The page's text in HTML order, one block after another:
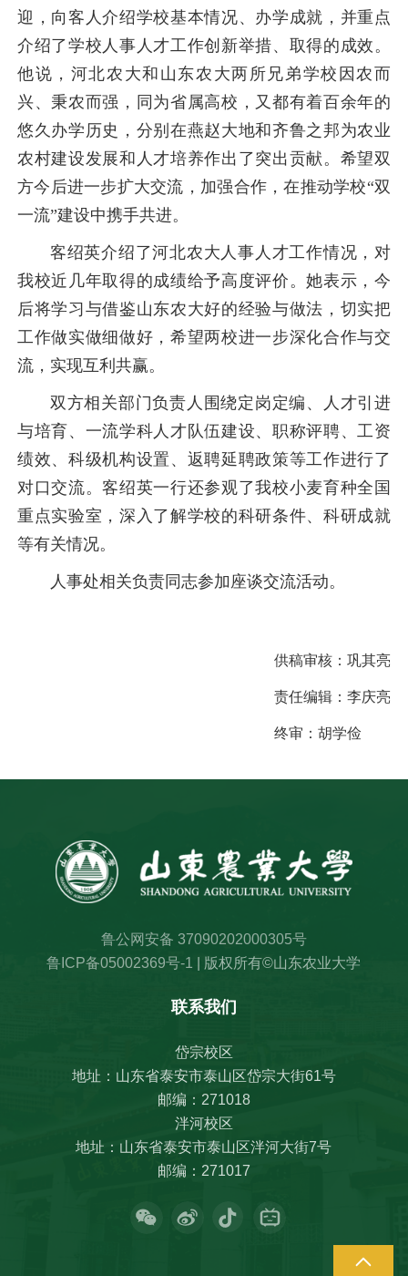
迎，向客人介绍学校基本情况、办学成就，并重点
介绍了学校人事人才工作创新举措、取得的成效。
他说，河北农大和山东农大两所兄弟学校因农而
兴、秉农而强，同为省属高校，又都有着百余年的
悠久办学历史，分别在燕赵大地和齐鲁之邦为农业
农村建设发展和人才培养作出了突出贡献。希望双
方今后进一步扩大交流，加强合作，在推动学校“双
一流”建设中携手共进。
客绍英介绍了河北农大人事人才工作情况，对
我校近几年取得的成绩给予高度评价。她表示，今
后将学习与借鉴山东农大好的经验与做法，切实把
工作做实做细做好，希望两校进一步深化合作与交
流，实现互利共赢。
双方相关部门负责人围绕定岗定编、人才引进
与培育、一流学科人才队伍建设、职称评聘、工资
绩效、科级机构设置、返聘延聘政策等工作进行了
对口交流。客绍英一行还参观了我校小麦育种全国
重点实验室，深入了解学校的科研条件、科研成就
等有关情况。
人事处相关负责同志参加座谈交流活动。
供稿审核：巩其亮
责任编辑：李庆亮
终审：胡学俭
鲁公网安备 37090202000305号
鲁ICP备05002369号-1 | 版权所有©山东农业大学
联系我们
岱宗校区
地址：山东省泰安市泰山区岱宗大街61号
邮编：271018
泮河校区
地址：山东省泰安市泰山区泮河大街7号
邮编：271017